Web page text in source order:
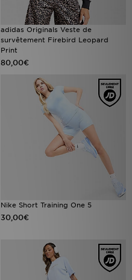
adidas Originals Veste de
survêtement Firebird Leopard
Print
80,00€
Nike Short Training One 5
30,00€